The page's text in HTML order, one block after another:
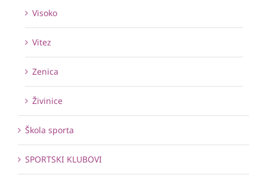
Visoko
Vitez
Zenica
Živinice
Škola sporta
SPORTSKI KLUBOVI